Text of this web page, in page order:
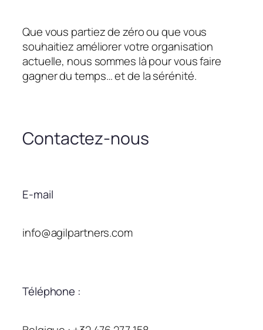
Que vous partiez de zéro ou que vous
souhaitiez améliorer votre organisation
actuelle, nous sommes là pour vous faire
gagner du temps… et de la sérénité.
Contactez-nous
E-mail
info@agilpartners.com
Téléphone :